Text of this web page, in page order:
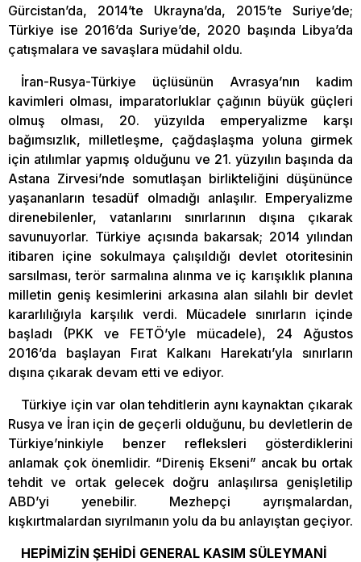
Gürcistan’da, 2014’te Ukrayna’da, 2015’te Suriye’de;
Türkiye ise 2016’da Suriye’de, 2020 başında Libya’da
çatışmalara ve savaşlara müdahil oldu.
İran-Rusya-Türkiye üçlüsünün Avrasya’nın kadim
kavimleri olması, imparatorluklar çağının büyük güçleri
olmuş olması, 20. yüzyılda emperyalizme karşı
bağımsızlık, milletleşme, çağdaşlaşma yoluna girmek
için atılımlar yapmış olduğunu ve 21. yüzyılın başında da
Astana Zirvesi’nde somutlaşan birlikteliğini düşününce
yaşananların tesadüf olmadığı anlaşılır. Emperyalizme
direnebilenler, vatanlarını sınırlarının dışına çıkarak
savunuyorlar. Türkiye açısında bakarsak; 2014 yılından
itibaren içine sokulmaya çalışıldığı devlet otoritesinin
sarsılması, terör sarmalına alınma ve iç karışıklık planına
milletin geniş kesimlerini arkasına alan silahlı bir devlet
kararlılığıyla karşılık verdi. Mücadele sınırların içinde
başladı (PKK ve FETÖ’yle mücadele), 24 Ağustos
2016’da başlayan Fırat Kalkanı Harekatı’yla sınırların
dışına çıkarak devam etti ve ediyor.
Türkiye için var olan tehditlerin aynı kaynaktan çıkarak
Rusya ve İran için de geçerli olduğunu, bu devletlerin de
Türkiye’ninkiyle benzer refleksleri gösterdiklerini
anlamak çok önemlidir. “Direniş Ekseni” ancak bu ortak
tehdit ve ortak gelecek doğru anlaşılırsa genişletilip
ABD’yi yenebilir. Mezhepçi ayrışmalardan,
kışkırtmalardan sıyrılmanın yolu da bu anlayıştan geçiyor.
HEPİMİZİN ŞEHİDİ GENERAL KASIM SÜLEYMANİ